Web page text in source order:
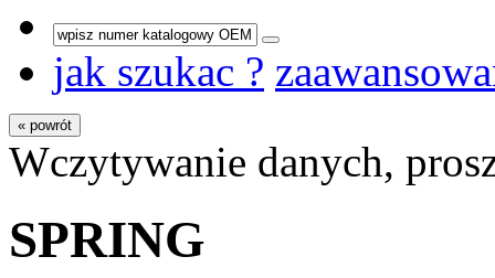
jak szukac ?
« powrót
Wczytywanie danych,
SPRING